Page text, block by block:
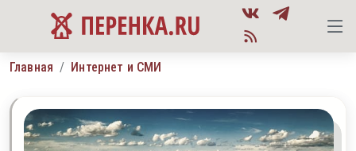
Главная Интернет и СМИ